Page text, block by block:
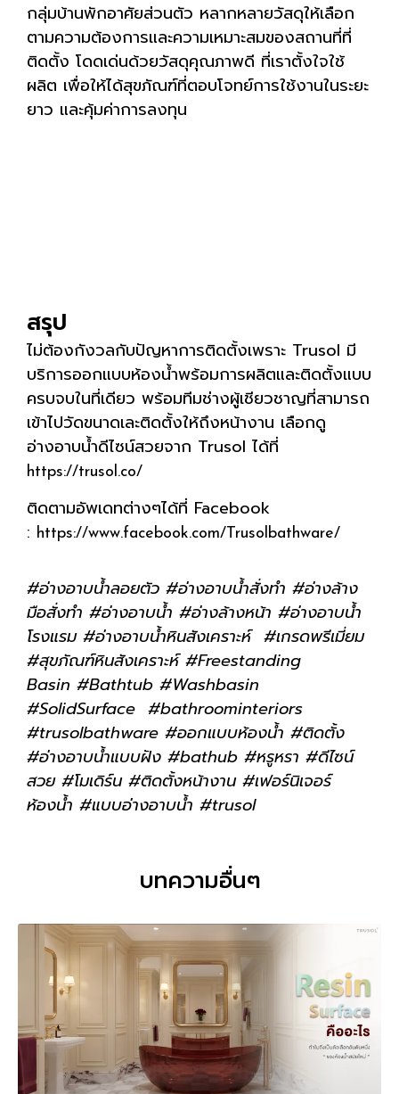
กลุ่มบ้านพักอาศัยส่วนตัว หลากหลายวัสดุให้เลือก
ตามความต้องการและความเหมาะสมของสถานที่ที่
ติดตั้ง โดดเด่นด้วยวัสดุคุณภาพดี ที่เราตั้งใจใช้
ผลิต เพื่อให้ได้สุขภัณฑ์ที่ตอบโจทย์การใช้งานในระยะ
ยาว และคุ้มค่าการลงทุน
สรุป
ไม่ต้องกังวลกับปัญหาการติดตั้งเพราะ Trusol มี
บริการออกแบบห้องน้ำพร้อมการผลิตและติดตั้งแบบ
ครบจบในที่เดียว พร้อมทีมช่างผู้เชียวชาญที่สามารถ
เข้าไปวัดขนาดเละติดตั้งให้ถึงหน้างาน เลือกดู
อ่างอาบน้ำดีไซน์สวยจาก Trusol ได้ที่
https://trusol.co/
ติดตามอัพเดทต่างๆได้ที่ Facebook
: https://www.facebook.com/Trusolbathware/
#อ่างอาบน้ำลอยตัว #อ่างอาบน้ำสั่งทำ #อ่างล้าง
มือสั่งทำ #อ่างอาบน้ำ #อ่างล้างหน้า #อ่างอาบน้ำ
โรงแรม #อ่างอาบน้ำหินสังเคราะห์ #เกรดพรีเมี่ยม
#สุขภัณฑ์หินสังเคราะห์ #Freestanding
Basin #Bathtub #Washbasin
#SolidSurface #bathroominteriors
#trusolbathware #ออกแบบห้องน้ำ #ติดตั้ง
#อ่างอาบน้ำแบบฝัง #bathub #หรูหรา #ดีไซน์
สวย #โมเดิร์น #ติดตั้งหน้างาน #เฟอร์นิเจอร์
ห้องน้ำ #แบบอ่างอาบน้ำ #trusol
บทความอื่นๆ